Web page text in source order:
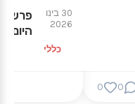
0
0
30 בינו
2026
כללי
פרשת
היום